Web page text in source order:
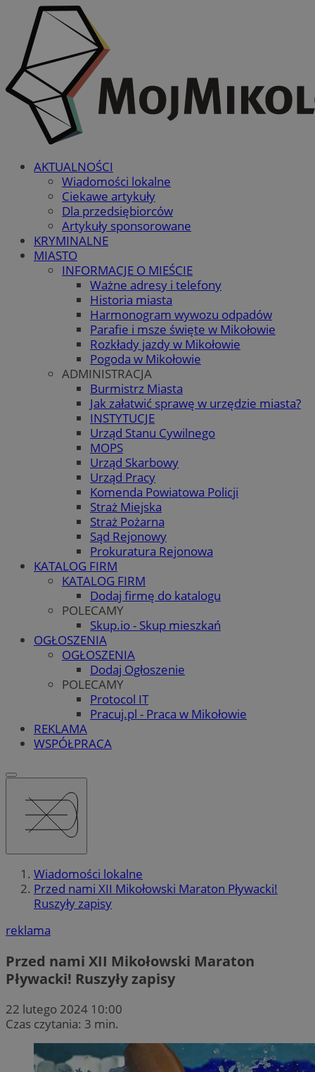
AKTUALNOŚCI
Wiadomości lokalne
Ciekawe artykuły
Dla przedsiębiorców
Artykuły sponsorowane
KRYMINALNE
MIASTO
INFORMACJE O MIEŚCIE
Ważne adresy i telefony
Historia miasta
Harmonogram wywozu odpadów
Parafie i msze święte w Mikołowie
Rozkłady jazdy w Mikołowie
Pogoda w Mikołowie
ADMINISTRACJA
Burmistrz Miasta
Jak załatwić sprawę w urzędzie miasta?
INSTYTUCJE
Urząd Stanu Cywilnego
MOPS
Urząd Skarbowy
Urząd Pracy
Komenda Powiatowa Policji
Straż Miejska
Straż Pożarna
Sąd Rejonowy
Prokuratura Rejonowa
KATALOG FIRM
KATALOG FIRM
Dodaj firmę do katalogu
POLECAMY
Skup.io - Skup mieszkań
OGŁOSZENIA
OGŁOSZENIA
Dodaj Ogłoszenie
POLECAMY
Protocol IT
Pracuj.pl - Praca w Mikołowie
REKLAMA
WSPÓŁPRACA
Wiadomości lokalne
Przed nami XII Mikołowski Maraton Pływacki!
Ruszyły zapisy
reklama
Przed nami XII Mikołowski Maraton
Pływacki! Ruszyły zapisy
22 lutego 2024 10:00
Czas czytania: 3 min.